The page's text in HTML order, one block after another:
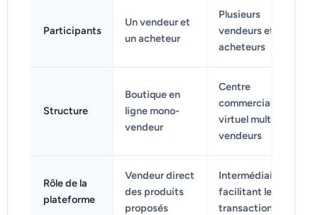
Participants
Un vendeur et
un acheteur
Plusieurs
vendeurs et
acheteurs
Structure
Boutique en
ligne mono-
vendeur
Centre
commercial
virtuel multi-
vendeurs
Rôle de la
plateforme
Vendeur direct
des produits
proposés
Intermédiaire
facilitant les
transactions